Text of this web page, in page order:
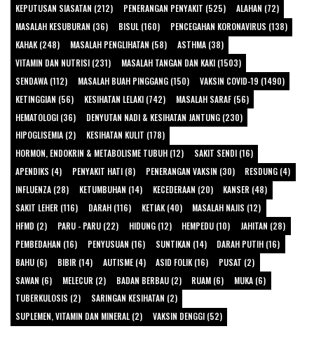
KEPUTUSAN SIASATAN (212)
PENERANGAN PENYAKIT (525)
ALAHAN (72)
MASALAH KESUBURAN (36)
BISUL (160)
PENCEGAHAN KORONAVIRUS (138)
KAHAK (248)
MASALAH PENGLIHATAN (58)
ASTHMA (38)
VITAMIN DAN NUTRISI (231)
MASALAH TANGAN DAN KAKI (1503)
SENDAWA (112)
MASALAH BUAH PINGGANG (150)
VAKSIN COVID-19 (1490)
KETINGGIAN (56)
KESIHATAN LELAKI (742)
MASALAH SARAF (56)
HEMATOLOGI (36)
DENYUTAN NADI & KESIHATAN JANTUNG (230)
HIPOGLISEMIA (2)
KESIHATAN KULIT (178)
HORMON, ENDOKRIN & METABOLISME TUBUH (12)
SAKIT SENDI (16)
APENDIKS (4)
PENYAKIT HATI (8) PENERANGAN VAKSIN (30)
RESDUNG (4)
INFLUENZA (28)
KETUMBUHAN (14) KECEDERAAN (20)
KANSER (48)
SAKIT LEHER (116)
DARAH (116) KETIAK (40)
MASALAH NAJIS (12)
HFMD (2)
PARU - PARU (22) HIDUNG (12) HEMPEDU (10)
JAHITAN (28)
PEMBEDAHAN (16)
PENYUSUAN (16) SUNTIKAN (14)
DARAH PUTIH (16)
BAHU (6)
BIBIR (14) AUTISME (4) ASID FOLIK (16)
PUSAT (2)
SAWAN (6)
MELECUR (2) BADAN BERBAU (2) RUAM (6)
MUKA (6)
TUBERKULOSIS (2)
SARINGAN KESIHATAN (2)
SUPLEMEN, VITAMIN DAN MINERAL (2)
VAKSIN DENGGI (52)